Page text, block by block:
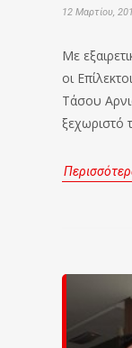
12 Μαρτίου,
Με
οι
Τάσου
ξεχωριστό